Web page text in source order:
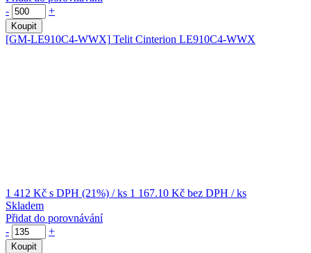
-
+
Koupit
[GM-LE910C4-WWX] Telit Cinterion LE910C4-WWX
1 412 Kč s DPH (21%) / ks 1 167.10 Kč bez DPH / ks
Skladem
Přidat do porovnávání
-
+
Koupit